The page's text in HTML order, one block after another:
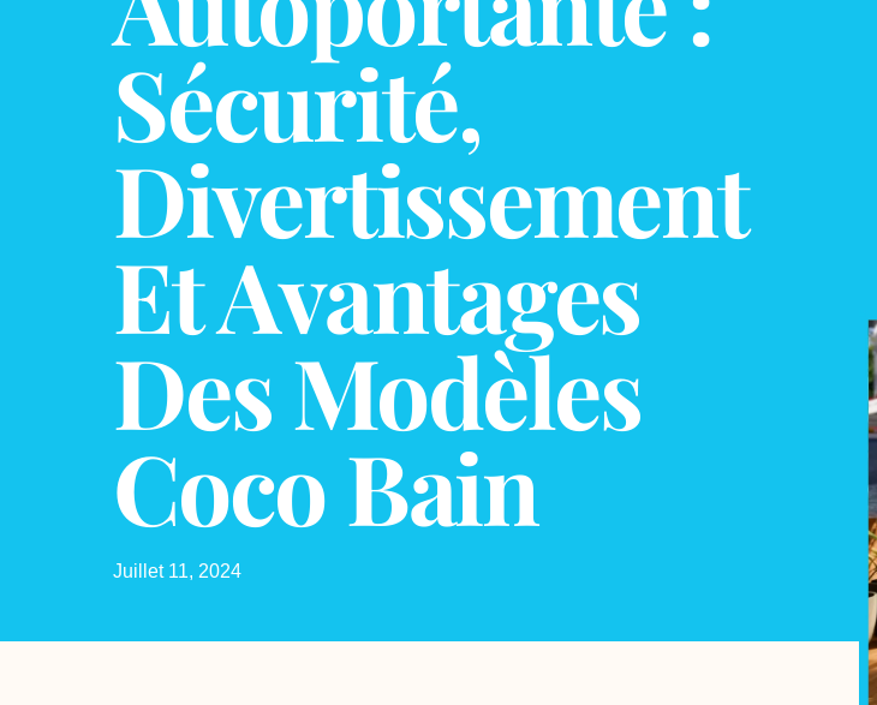
Sécurité,
Divertissement
Et Avantages
Des Modèles
Coco Bain
Juillet 11, 2024